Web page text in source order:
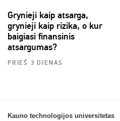
Grynieji kaip atsarga,
grynieji kaip rizika, o kur
baigiasi finansinis
atsargumas?
PRIEŠ 3 DIENAS
Kauno technologijos universitetas